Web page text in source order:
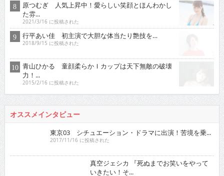
原つむぎ 人気上昇中！愛らしい笑顔とほんわかし
た雰...
2021/3/16 に投稿された
行平あい佳 初主演で大胆な体当たり艶技を…
2018/9/15 に投稿された
青山ひかる 童顔柔らかＩカップは天下無敵の破壊
力！...
2015/2/16 に投稿された
オススメインタビュー
東京03 シチュエーション・ドラマに出演！苦境を乗...
2017/11/16 に投稿された
真空ジェシカ 『死ぬまでお笑いをやっていきたい！そ...
2022/7/16 に投稿された